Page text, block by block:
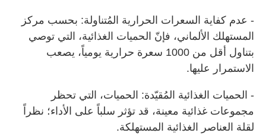
- عدم كفاية السعرات الحرارية المُتناولة: بحسب مركز
المستهلك الألماني، فإنّ الحميات الغذائية، التي توصي
بتناول أقل من 1000 سعرة حرارية يومياً، يصعب
الاستمرار عليها.
- الحميات الغذائية المُقيّدة: الحميات، التي تحظر
مجموعات غذائية معينة، قد تؤثر سلباً على الأداء؛ نظراً
لقلة العناصر الغذائية المستهلكة.